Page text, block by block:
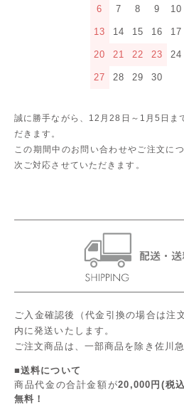
6 7 8 9 10
13 14 15 16 17
20 21 22 23 24
27 28 29 30
誠に勝手ながら、12月28日～1月5日ま
だきます。
この期間中のお問い合わせやご注文に
次ご対応させていただきます。
ご入金確認後（代金引換の場合は注
内に発送いたします。
ご注文商品は、一部商品を除き佐川
■送料について
商品代金の合計金額が20,000円(税
無料！